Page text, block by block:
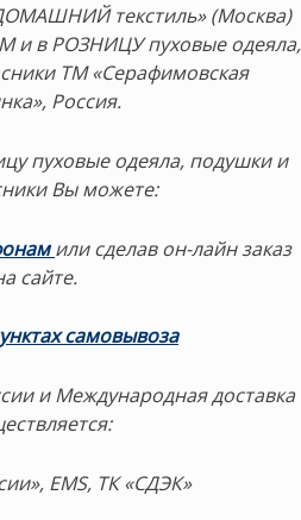
текстиль» (Москва)
и в РОЗНИЦУ пуховые одеяла,
ТМ «Серафимовская
Россия.
пуховые одеяла, подушки и
Вы можете:
или сделав он-лайн заказ
сайте.
самовывоза
и Международная доставка
EMS, ТК «СДЭК»